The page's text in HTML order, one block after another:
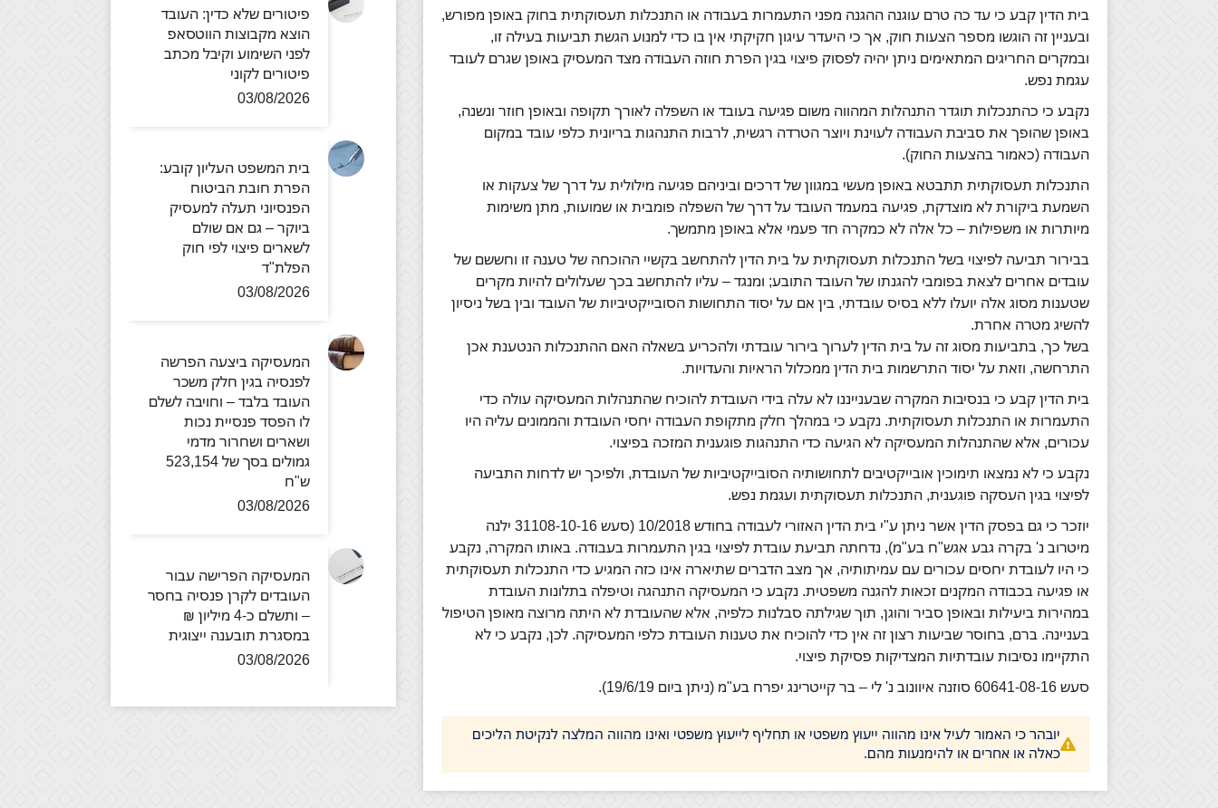
בית הדין קבע כי עד כה טרם עוגנה ההגנה מפני התעמרות בעבודה או התנכלות תעסוקתית בחוק באופן מפורש,
ובעניין זה הוגשו מספר הצעות חוק, אך כי היעדר עיגון חקיקתי אין בו כדי למנוע הגשת תביעות בעילה זו,
ובמקרים החריגים המתאימים ניתן יהיה לפסוק פיצוי בגין הפרת חוזה העבודה מצד המעסיק באופן שגרם לעובד
עגמת נפש.
נקבע כי כהתנכלות תוגדר התנהלות המהווה משום פגיעה בעובד או השפלה לאורך תקופה ובאופן חוזר ונשנה,
באופן שהופך את סביבת העבודה לעוינת ויוצר הטרדה רגשית, לרבות התנהגות בריונית כלפי עובד במקום
העבודה (כאמור בהצעות החוק).
התנכלות תעסוקתית תתבטא באופן מעשי במגוון של דרכים וביניהם פגיעה מילולית על דרך של צעקות או
השמעת ביקורת לא מוצדקת, פגיעה במעמד העובד על דרך של השפלה פומבית או שמועות, מתן משימות
מיותרות או משפילות – כל אלה לא כמקרה חד פעמי אלא באופן מתמשך.
בבירור תביעה לפיצוי בשל התנכלות תעסוקתית על בית הדין להתחשב בקשיי ההוכחה של טענה זו וחששם של
עובדים אחרים לצאת בפומבי להגנתו של העובד התובע; ומנגד – עליו להתחשב בכך שעלולים להיות מקרים
שטענות מסוג אלה יועלו ללא בסיס עובדתי, בין אם על יסוד התחושות הסובייקטיביות של העובד ובין בשל ניסיון
להשיג מטרה אחרת.
בשל כך, בתביעות מסוג זה על בית הדין לערוך בירור עובדתי ולהכריע בשאלה האם ההתנכלות הנטענת אכן
התרחשה, וזאת על יסוד התרשמות בית הדין ממכלול הראיות והעדויות.
בית הדין קבע כי בנסיבות המקרה שבענייננו לא עלה בידי העובדת להוכיח שהתנהלות המעסיקה עולה כדי
התעמרות או התנכלות תעסוקתית. נקבע כי במהלך חלק מתקופת העבודה יחסי העובדת והממונים עליה היו
עכורים, אלא שהתנהלות המעסיקה לא הגיעה כדי התנהגות פוגענית המזכה בפיצוי.
נקבע כי לא נמצאו תימוכין אובייקטיבים לתחושותיה הסובייקטיביות של העובדת, ולפיכך יש לדחות התביעה
לפיצוי בגין העסקה פוגענית, התנכלות תעסוקתית ועגמת נפש.
יוזכר כי גם בפסק הדין אשר ניתן ע"י בית הדין האזורי לעבודה בחודש 10/2018 (סעש 31108-10-16‏ ילנה
מיטרוב נ' בקרה גבע אגש"ח בע"מ), נדחתה תביעת עובדת לפיצוי בגין התעמרות בעבודה. באותו המקרה, נקבע
כי היו לעובדת יחסים עכורים עם עמיתותיה, אך מצב הדברים שתיארה אינו כזה המגיע כדי התנכלות תעסוקתית
או פגיעה בכבודה המקנים זכאות להגנה משפטית. נקבע כי המעסיקה התנהגה וטיפלה בתלונות העובדת
במהירות ביעילות ובאופן סביר והוגן, תוך שגילתה סבלנות כלפיה, אלא שהעובדת לא היתה מרוצה מאופן הטיפול
בעניינה. ברם, בחוסר שביעות רצון זה אין כדי להוכיח את טענות העובדת כלפי המעסיקה. לכן, נקבע כי לא
התקיימו נסיבות עובדתיות המצדיקות פסיקת פיצוי.
סעש 60641-08-16 סוזנה איוונוב נ' לי – בר קייטרינג יפרח בע"מ (ניתן ביום 19/6/19).
יובהר כי האמור לעיל אינו מהווה ייעוץ משפטי או תחליף לייעוץ משפטי ואינו מהווה המלצה לנקיטת הליכים
כאלה או אחרים או להימנעות מהם.
פיטורים שלא כדין: העובד
הוצא מקבוצות הווטסאפ
לפני השימוע וקיבל מכתב
פיטורים לקוני
03/08/2026
בית המשפט העליון קובע:
הפרת חובת הביטוח
הפנסיוני תעלה למעסיק
ביוקר – גם אם שולם
לשארים פיצוי לפי חוק
הפלת"ד
03/08/2026
המעסיקה ביצעה הפרשה
לפנסיה בגין חלק משכר
העובד בלבד – וחויבה לשלם
לו הפסד פנסיית נכות
ושארים ושחרור מדמי
גמולים בסך של 523,154
ש"ח
03/08/2026
המעסיקה הפרישה עבור
העובדים לקרן פנסיה בחסר
– ותשלם כ-4 מיליון ₪
במסגרת תובענה ייצוגית
03/08/2026